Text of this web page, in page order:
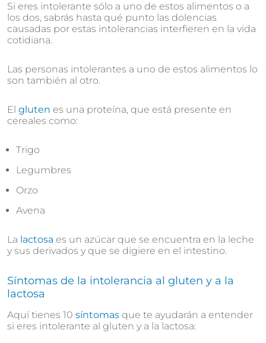
Si eres intolerante sólo a uno de estos alimentos o a
los dos, sabrás hasta qué punto las dolencias
causadas por estas intolerancias interfieren en la vida
cotidiana.
Las personas intolerantes a uno de estos alimentos lo
son también al otro.
El gluten es una proteína, que está presente en
cereales como:
Trigo
Legumbres
Orzo
Avena
La lactosa es un azúcar que se encuentra en la leche
y sus derivados y que se digiere en el intestino.
Síntomas de la intolerancia al gluten y a la
lactosa
Aquí tienes 10 síntomas que te ayudarán a entender
si eres intolerante al gluten y a la lactosa: